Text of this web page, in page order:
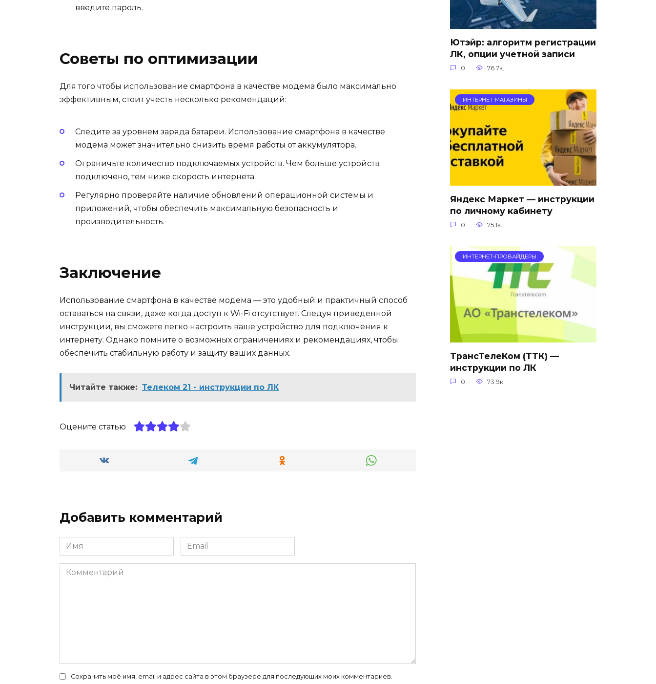
введите пароль.
Советы по оптимизации
Для того чтобы использование смартфона в качестве модема было максимально
эффективным, стоит учесть несколько рекомендаций:
Следите за уровнем заряда батареи. Использование смартфона в качестве
модема может значительно снизить время работы от аккумулятора.
Ограничьте количество подключаемых устройств. Чем больше устройств
подключено, тем ниже скорость интернета.
Регулярно проверяйте наличие обновлений операционной системы и
приложений, чтобы обеспечить максимальную безопасность и
производительность.
Заключение
Использование смартфона в качестве модема — это удобный и практичный способ
оставаться на связи, даже когда доступ к Wi-Fi отсутствует. Следуя приведенной
инструкции, вы сможете легко настроить ваше устройство для подключения к
интернету. Однако помните о возможных ограничениях и рекомендациях, чтобы
обеспечить стабильную работу и защиту ваших данных.
Читайте также: Телеком 21 - инструкции по ЛК
Оцените статью
Добавить комментарий
Имя
*
Email
*
Комментарий
Сохранить моё имя, email и адрес сайта в этом браузере для последующих моих комментариев.
Ютэйр: алгоритм регистрации
ЛК, опции учетной записи
0 76.7к.
ИНТЕРНЕТ-МАГАЗИНЫ
Яндекс Маркет — инструкции
по личному кабинету
0 75.1к.
ИНТЕРНЕТ-ПРОВАЙДЕРЫ
ТрансТелеКом (ТТК) —
инструкции по ЛК
0 73.9к.